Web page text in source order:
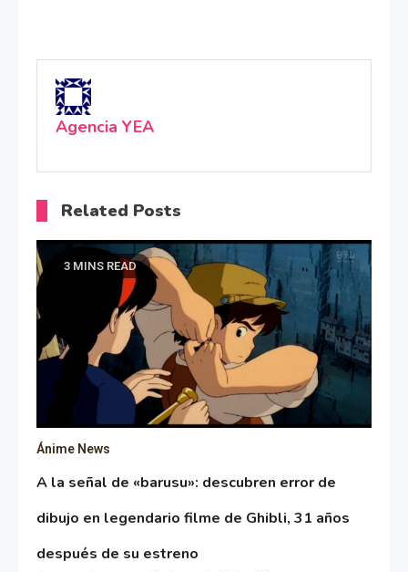
Agencia YEA
Related Posts
3 MINS READ
Ánime News
A la señal de «barusu»: descubren error de
dibujo en legendario filme de Ghibli, 31 años
después de su estreno